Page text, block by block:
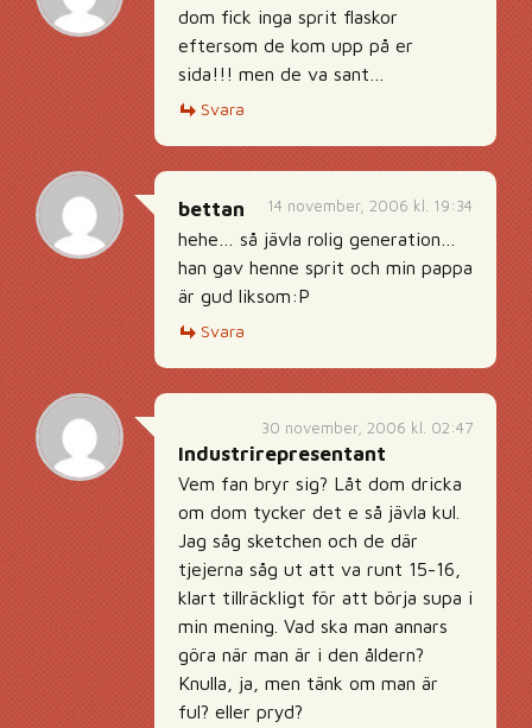
dom fick inga sprit flaskor
eftersom de kom upp på er
sida!!! men de va sant…
Svara
14 november, 2006 kl. 19:34
bettan
hehe… så jävla rolig generation…
han gav henne sprit och min pappa
är gud liksom:P
Svara
30 november, 2006 kl. 02:47
Industrirepresentant
Vem fan bryr sig? Låt dom dricka
om dom tycker det e så jävla kul.
Jag såg sketchen och de där
tjejerna såg ut att va runt 15-16,
klart tillräckligt för att börja supa i
min mening. Vad ska man annars
göra när man är i den åldern?
Knulla, ja, men tänk om man är
ful? eller pryd?